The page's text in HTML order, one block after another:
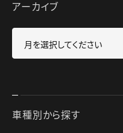
アーカイブ
車種別から探す